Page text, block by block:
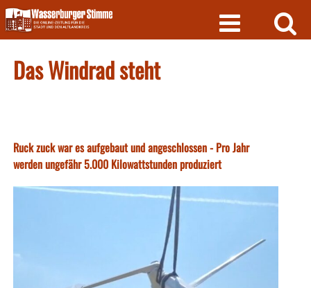
Skip
to
content
Das Windrad steht
Ruck zuck war es aufgebaut und angeschlossen - Pro Jahr
werden ungefähr 5.000 Kilowattstunden produziert